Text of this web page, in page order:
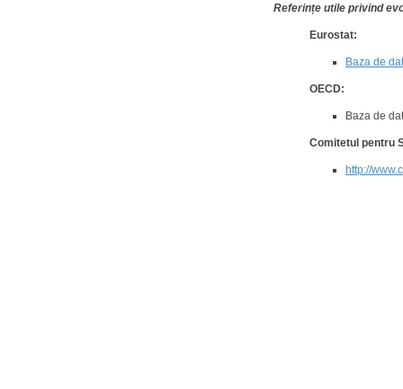
Referințe utile privind
Eurostat:
Baza de
OECD:
Baza de
Comitetul pentru
http://